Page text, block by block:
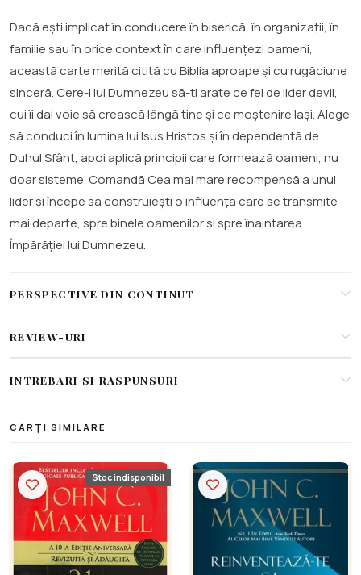
Dacă ești implicat în conducere în biserică, în organizații, în
familie sau în orice context în care influențezi oameni,
această carte merită citită cu Biblia aproape și cu rugăciune
sinceră. Cere-I lui Dumnezeu să-ți arate ce fel de lider devii,
cui îi dai voie să crească lângă tine și ce moștenire lași. Alege
să conduci în lumina lui Isus Hristos și în dependență de
Duhul Sfânt, apoi aplică principii care formează oameni, nu
doar sisteme. Comandă Cea mai mare recompensă a unui
lider și începe să construiești o influență care se transmite
mai departe, spre binele oamenilor și spre înaintarea
Împărăției lui Dumnezeu.
PERSPECTIVE DIN CONTINUT
REVIEW-URI
INTREBARI SI RASPUNSURI
CĂRȚI SIMILARE
Stoc indisponibil